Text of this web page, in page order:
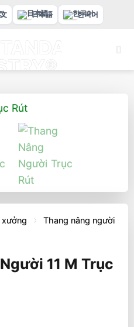
日本語 한국어
Thang nâng người
11 M Trục